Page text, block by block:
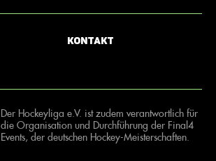
Kontakt
Der Hockeyliga e.V. ist zudem verantwortlich für
die Organisation und Durchführung der Final4
Events, der deutschen Hockey-Meisterschaften.